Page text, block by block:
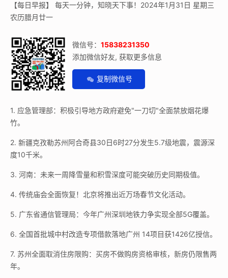
【每日早报】 每天一分钟，知晓天下事！2024年1月31日 星期三
农历腊月廿一
微信号： 15838231350
添加微信好友, 获取更多信息
复制微信号
1. 应急管理部：积极引导地方政府避免"一刀切"全面禁放烟花爆
竹。
2. 新疆克孜勒苏州阿合奇县30日6时27分发生5.7级地震，震源深
度10千米。
3. 河南：未来一周降雪量和积雪深度可能突破历史同期极值。
4. 传统庙会全面恢复！北京将推出近万场春节文化活动。
5. 广东省通信管理局：今年广州深圳地铁力争实现全部5G覆盖。
6. 全国首批城中村改造专项借款落地广州 14项目获1426亿授信。
7. 苏州全面取消住房限购：买房不做购房资格审核，新房仍限售两
年。